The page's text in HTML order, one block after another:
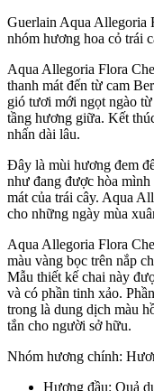
Guerlain Aqua Allegoria
nhóm hương hoa cỏ trái
Aqua Allegoria Flora
thanh mát đến từ cam
gió tươi mới ngọt ngào
tầng hương giữa. Kết
nhấn dài lâu.
Đây là mùi hương đem
như đang được hòa
mát của trái cây. Aqua
cho những ngày mùa
Aqua Allegoria Flora
màu vàng bọc trên nắp
Mẫu thiết kế chai này
và có phần tinh xảo.
trong là dung dịch màu
tắn cho người sở hữu.
Nhóm hương chính:
Hương đầu: Quả